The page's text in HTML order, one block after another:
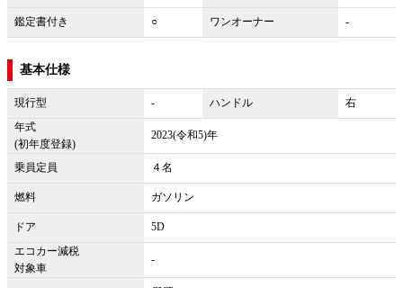
鑑定書付き ○ ワンオーナー -
基本仕様
現行型 - ハンドル
右
年式
(初年度登録)
2023(令和5)年
乗員定員 ４名
燃料 ガソリン
ドア
5D
エコカー減税
対象車
-